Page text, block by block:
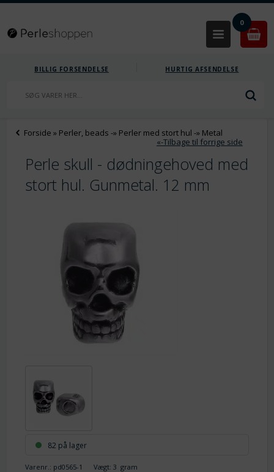
0
BILLIG FORSENDELSE HURTIG AFSENDELSE
Forside » Perler, beads -» Perler med stort hul -» Metal
«-Tilbage til forrige side
Perle skull - dødningehoved med
stort hul. Gunmetal. 12 mm
82 på lager
Varenr.: pd0565-1 Vægt:3 gram